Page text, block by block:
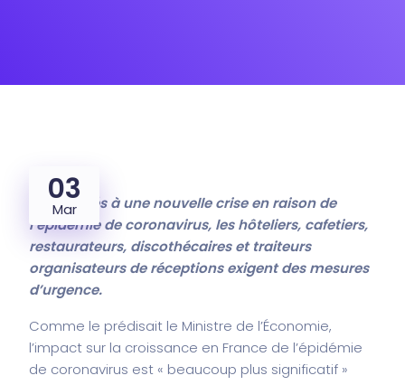
03
Mar
Confrontés à une nouvelle crise en raison de
l’épidémie de coronavirus, les hôteliers, cafetiers,
restaurateurs, discothécaires et traiteurs
organisateurs de réceptions exigent des mesures
d’urgence.
Comme le prédisait le Ministre de l’Économie,
l’impact sur la croissance en France de l’épidémie
de coronavirus est « beaucoup plus significatif »